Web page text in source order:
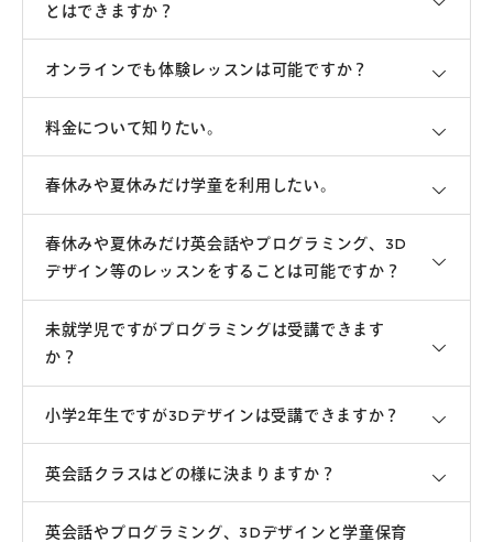
とはできますか？
オンラインでも体験レッスンは可能ですか？
料金について知りたい。
春休みや夏休みだけ学童を利用したい。
春休みや夏休みだけ英会話やプログラミング、3D
デザイン等のレッスンをすることは可能ですか？
未就学児ですがプログラミングは受講できます
か？
小学2年生ですが3Dデザインは受講できますか？
英会話クラスはどの様に決まりますか？
英会話やプログラミング、3Dデザインと学童保育